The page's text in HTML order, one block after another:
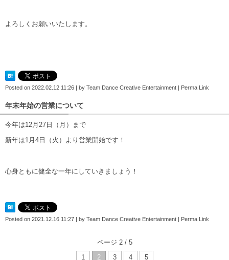
よろしくお願いいたします。
Posted on 2022.02.12 11:26 | by Team Dance Creative Entertainment | Perma Link
年末年始の営業について
今年は12月27日（月）まで
新年は1月4日（火）より営業開始です！
心身ともに健全な一年にしていきましょう！
Posted on 2021.12.16 11:27 | by Team Dance Creative Entertainment | Perma Link
ページ 2 / 5
1
2 3 4 5